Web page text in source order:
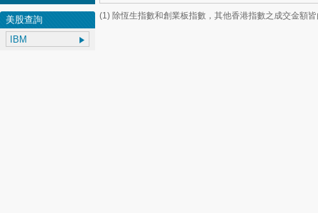
(1) 除恆生指數和創業板指數，其他香港指數之成交金額
美股查詢